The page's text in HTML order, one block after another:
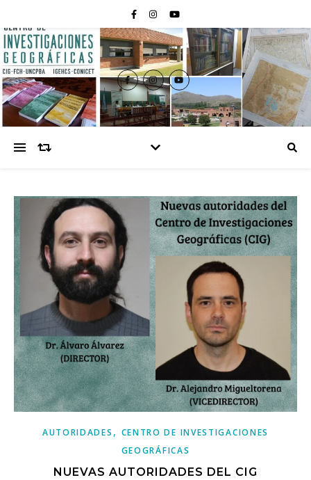
AUTORIDADES , CENTRO DE INVESTIGACIONES
GEOGRÁFICAS
NUEVAS AUTORIDADES DEL CIG